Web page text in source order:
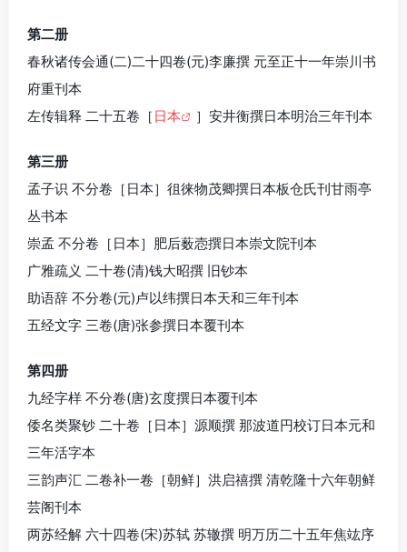
第二册
春秋诸传会通(二)二十四卷(元)李廉撰 元至正十一年崇川书
府重刊本
左传辑释 二十五卷［ 日本 ］安井衡撰日本明治三年刊本
第三册
孟子识 不分卷［日本］徂徕物茂卿撰日本板仓氏刊甘雨亭
丛书本
崇孟 不分卷［日本］肥后薮悫撰日本崇文院刊本
广雅疏义 二十卷(清)钱大昭撰 旧钞本
助语辞 不分卷(元)卢以纬撰日本天和三年刊本
五经文字 三卷(唐)张参撰日本覆刊本
第四册
九经字样 不分卷(唐)玄度撰日本覆刊本
倭名类聚钞 二十卷［日本］源顺撰 那波道円校订日本元和
三年活字本
三韵声汇 二卷补一卷［朝鲜］洪启禧撰 清乾隆十六年朝鲜
芸阁刊本
两苏经解 六十四卷(宋)苏轼 苏辙撰 明万历二十五年焦竑序